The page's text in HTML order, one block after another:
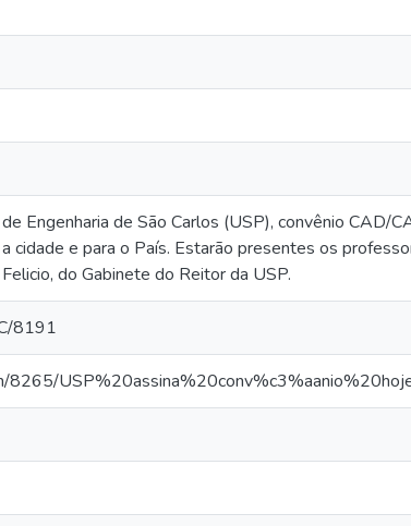
Engenharia de São Carlos (USP), convênio CAD/
cidade e para o País. Estarão presentes os
do Gabinete do Reitor da USP.
8191
8265/